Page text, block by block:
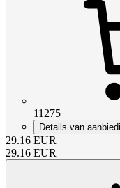
11275
Details van
29.16 EUR
29.16 EUR